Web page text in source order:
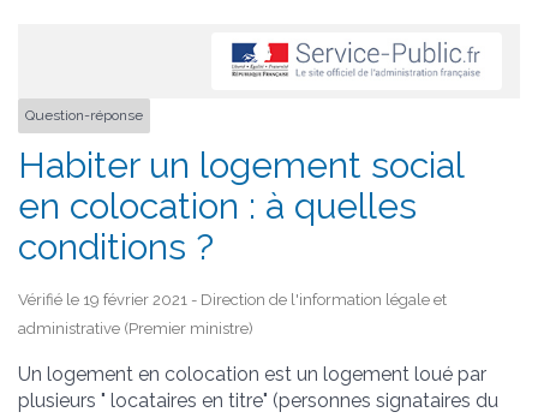
Question-réponse
Habiter un logement social
en colocation : à quelles
conditions ?
Vérifié le 19 février 2021 - Direction de l'information légale et
administrative (Premier ministre)
Un logement en colocation est un logement loué par
plusieurs " locataires en titre" (personnes signataires du